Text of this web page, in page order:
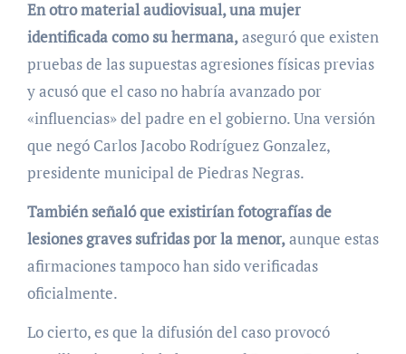
En otro material audiovisual, una mujer
identificada como su hermana,aseguró que existen
pruebas de las supuestas agresiones físicas previas
y acusó que el caso no habría avanzado por
«influencias» del padre en el gobierno. Una versión
que negó Carlos Jacobo Rodríguez Gonzalez,
presidente municipal de Piedras Negras.
También señaló que existirían fotografías de
lesiones graves sufridas por la menor,aunque estas
afirmaciones tampoco han sido verificadas
oficialmente.
Lo cierto, es que la difusión del caso provocó